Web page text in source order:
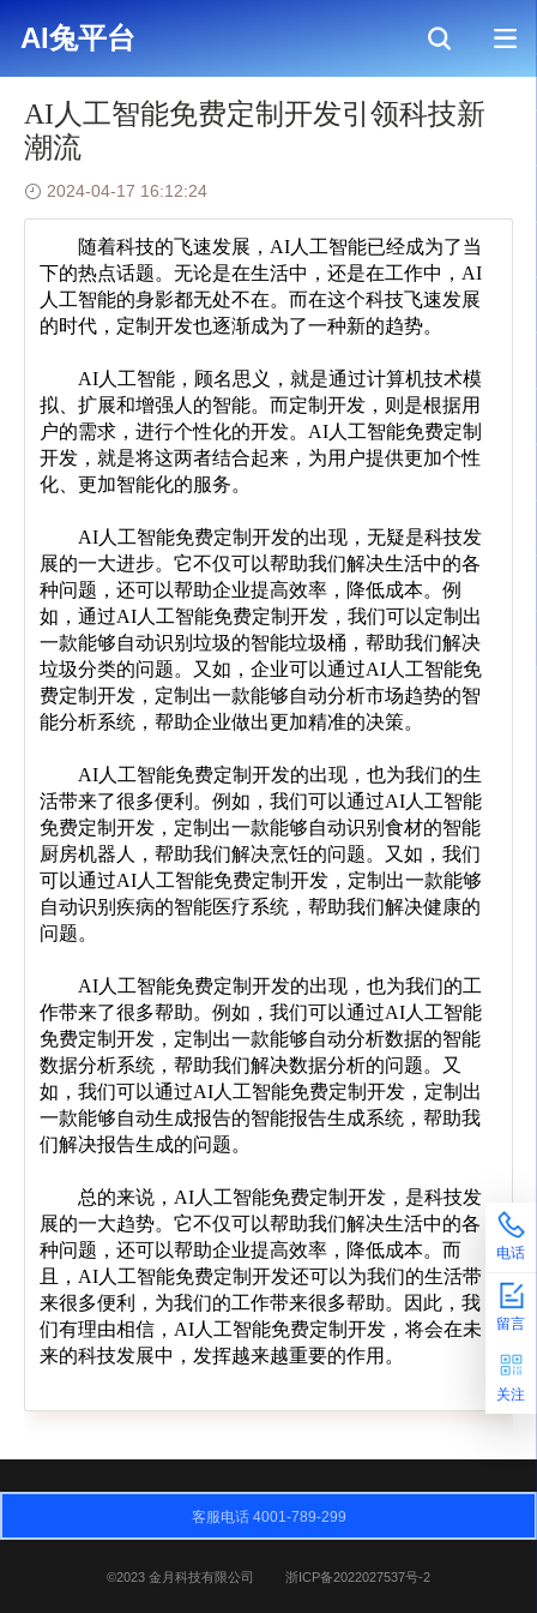
AI兔平台
AI人工智能免费定制开发引领科技新
潮流
2024-04-17 16:12:24
下的热点话题。无论是在生活中，还是在工作中，AI
人工智能的身影都无处不在。而在这个科技飞速发展
的时代，定制开发也逐渐成为了一种新的趋势。
拟、扩展和增强人的智能。而定制开发，则是根据用
户的需求，进行个性化的开发。AI人工智能免费定制
开发，就是将这两者结合起来，为用户提供更加个性
化、更加智能化的服务。
展的一大进步。它不仅可以帮助我们解决生活中的各
种问题，还可以帮助企业提高效率，降低成本。例
如，通过AI人工智能免费定制开发，我们可以定制出
一款能够自动识别垃圾的智能垃圾桶，帮助我们解决
垃圾分类的问题。又如，企业可以通过AI人工智能免
费定制开发，定制出一款能够自动分析市场趋势的智
能分析系统，帮助企业做出更加精准的决策。
活带来了很多便利。例如，我们可以通过AI人工智能
免费定制开发，定制出一款能够自动识别食材的智能
厨房机器人，帮助我们解决烹饪的问题。又如，我们
可以通过AI人工智能免费定制开发，定制出一款能够
自动识别疾病的智能医疗系统，帮助我们解决健康的
问题。
作带来了很多帮助。例如，我们可以通过AI人工智能
免费定制开发，定制出一款能够自动分析数据的智能
数据分析系统，帮助我们解决数据分析的问题。又
如，我们可以通过AI人工智能免费定制开发，定制出
一款能够自动生成报告的智能报告生成系统，帮助我
们解决报告生成的问题。
展的一大趋势。它不仅可以帮助我们解决生活中的各
种问题，还可以帮助企业提高效率，降低成本。而
且，AI人工智能免费定制开发还可以为我们的生活带
来很多便利，为我们的工作带来很多帮助。因此，我
们有理由相信，AI人工智能免费定制开发，将会在未
来的科技发展中，发挥越来越重要的作用。
电话
留言
关注
客服电话 4001-789-299
©2023 金月科技有限公司 浙ICP备2022027537号-2